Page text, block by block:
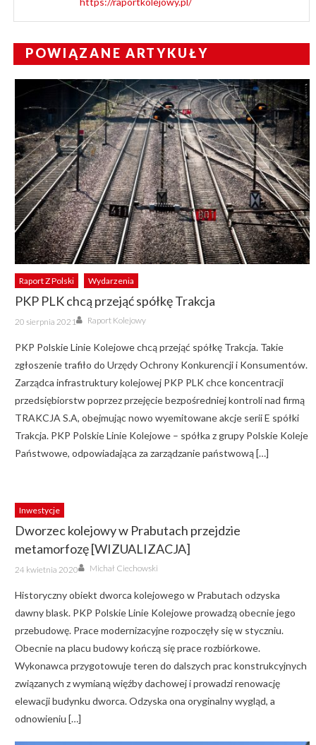
POWIĄZANE ARTYKUŁY
Raport Z Polski Wydarzenia
PKP PLK chcą przejąć spółkę Trakcja
Posted
on
20 sierpnia 2021 Author
Raport Kolejowy
PKP Polskie Linie Kolejowe chcą przejąć spółkę Trakcja. Takie
zgłoszenie trafiło do Urzędy Ochrony Konkurencji i Konsumentów.
Zarządca infrastruktury kolejowej PKP PLK chce koncentracji
przedsiębiorstw poprzez przejęcie bezpośredniej kontroli nad firmą
TRAKCJA S.A, obejmując nowo wyemitowane akcje serii E spółki
Trakcja. PKP Polskie Linie Kolejowe – spółka z grupy Polskie Koleje
Państwowe, odpowiadająca za zarządzanie państwową […]
Inwestycje
Dworzec kolejowy w Prabutach przejdzie
metamorfozę [WIZUALIZACJA]
Posted
on
24 kwietnia 2020 Author
Michał Ciechowski
Historyczny obiekt dworca kolejowego w Prabutach odzyska
dawny blask. PKP Polskie Linie Kolejowe prowadzą obecnie jego
przebudowę. Prace modernizacyjne rozpoczęły się w styczniu.
Obecnie na placu budowy kończą się prace rozbiórkowe.
Wykonawca przygotowuje teren do dalszych prac konstrukcyjnych
związanych z wymianą więźby dachowej i prowadzi renowację
elewacji budynku dworca. Odzyska ona oryginalny wygląd, a
odnowieniu […]